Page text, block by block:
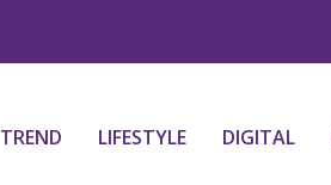
TREND LIFESTYLE DIGITAL